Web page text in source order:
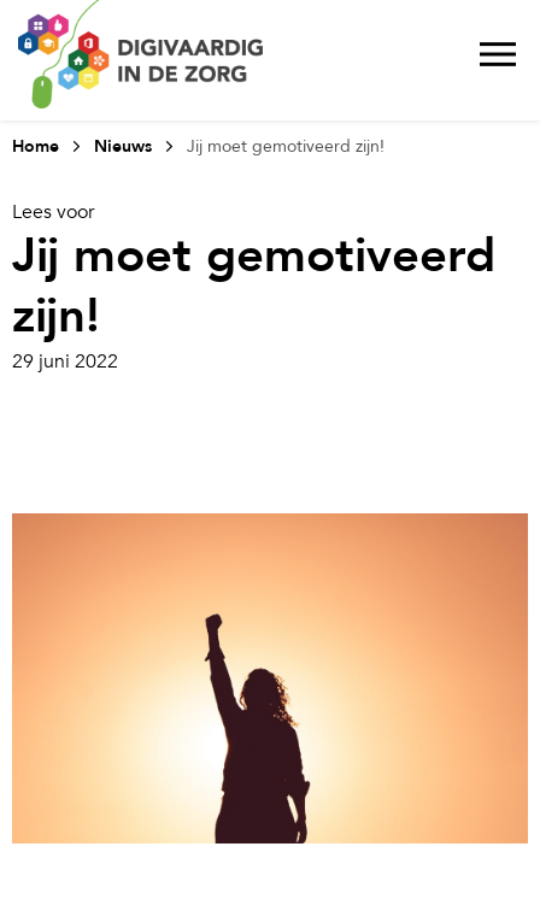
Home Nieuws Jij moet gemotiveerd zijn!
Lees voor
Jij moet gemotiveerd
zijn!
29 juni 2022